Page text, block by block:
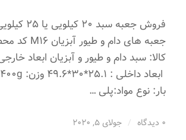
بار: نوع مواد:پلی …
0 دیدگاه / جولای 5, 2020